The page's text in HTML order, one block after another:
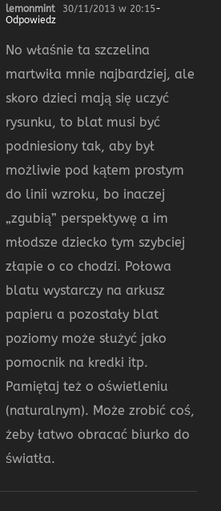
lemonmint 30/11/2013 w 20:15-
Odpowiedz
No właśnie ta szczelina
martwiła mnie najbardziej, ale
skoro dzieci mają się uczyć
rysunku, to blat musi być
podniesiony tak, aby był
możliwie pod kątem prostym
do linii wzroku, bo inaczej
„zgubią” perspektywę a im
młodsze dziecko tym szybciej
złapie o co chodzi. Połowa
blatu wystarczy na arkusz
papieru a pozostały blat
poziomy może służyć jako
pomocnik na kredki itp.
Pamiętaj też o oświetleniu
(naturalnym). Może zrobić coś,
żeby łatwo obracać biurko do
światła.